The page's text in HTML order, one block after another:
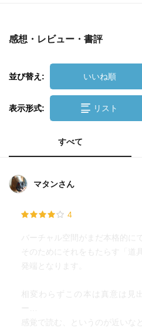
感想・レビュー・書評
並び替え: いいね順
表示形式: リスト
すべて
マタンさん
4
バーチャル空間がまだ本格的に
そのためにそれをもたらす「道
発端となります。
相変わらずこの本は真意は見
ー…
感覚で読む、というのが近いな